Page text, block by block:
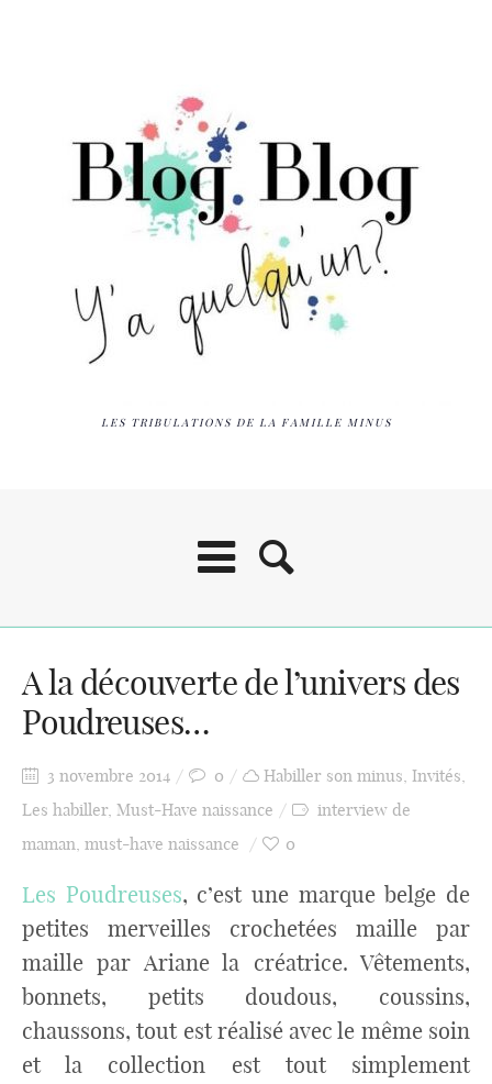
LES TRIBULATIONS DE LA FAMILLE MINUS
A la découverte de l’univers des
Poudreuses…
3 novembre 2014 0 Habiller son minus, Invités,
Les habiller, Must-Have naissance
interview de
maman, must-have naissance 0
Les Poudreuses, c’est une marque belge de
petites merveilles crochetées maille par
maille par Ariane la créatrice. Vêtements,
bonnets, petits doudous, coussins,
chaussons, tout est réalisé avec le même soin
et la collection est tout simplement